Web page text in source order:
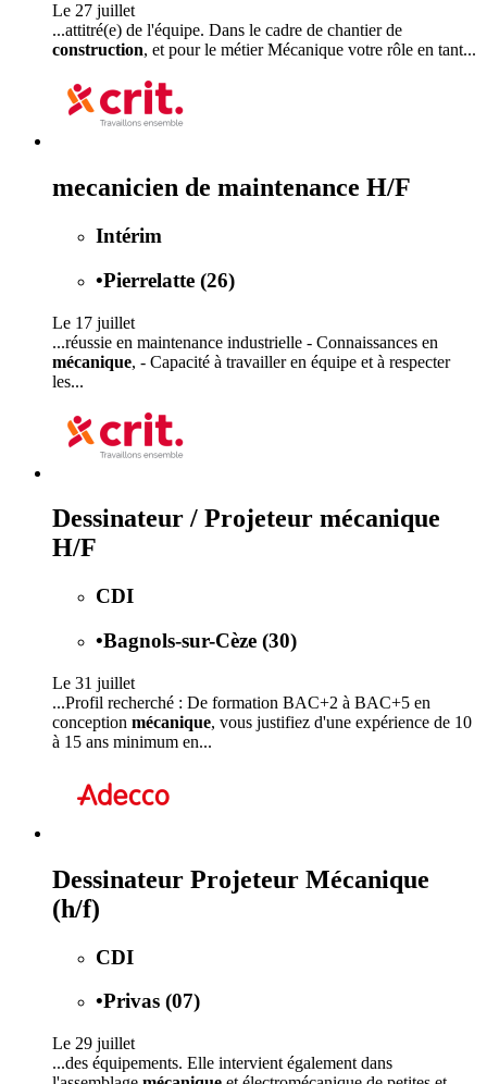
Le 27 juillet
...attitré(e) de l'équipe. Dans le cadre de chantier de
construction, et pour le métier Mécanique votre rôle en tant...
mecanicien de maintenance H/F
Intérim
•Pierrelatte (26)
Le 17 juillet
...réussie en maintenance industrielle - Connaissances en
mécanique, - Capacité à travailler en équipe et à respecter
les...
Dessinateur / Projeteur mécanique
H/F
CDI
•Bagnols-sur-Cèze (30)
Le 31 juillet
...Profil recherché : De formation BAC+2 à BAC+5 en
conception mécanique, vous justifiez d'une expérience de 10
à 15 ans minimum en...
Dessinateur Projeteur Mécanique
(h/f)
CDI
•Privas (07)
Le 29 juillet
...des équipements. Elle intervient également dans